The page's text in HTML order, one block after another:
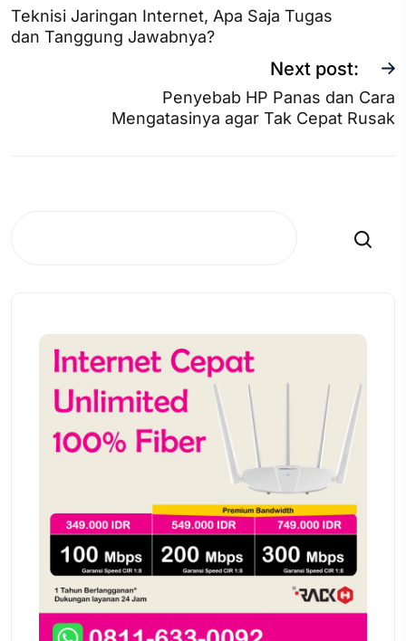
Teknisi Jaringan Internet, Apa Saja Tugas
dan Tanggung Jawabnya?
Next post:
Penyebab HP Panas dan Cara
Mengatasinya agar Tak Cepat Rusak
Search